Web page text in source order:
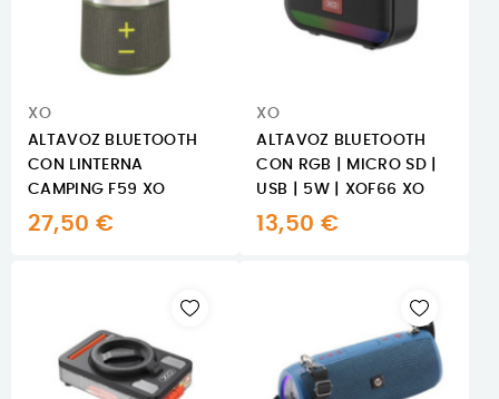
XO
ALTAVOZ BLUETOOTH
CON LINTERNA
CAMPING F59 XO
27,50 €
XO
ALTAVOZ BLUETOOTH
CON RGB | MICRO SD |
USB | 5W | XOF66 XO
13,50 €